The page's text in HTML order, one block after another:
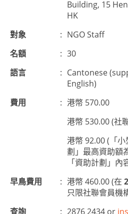
Building, 15
HK
對象
: NGO Staff
名額
: 30
語言
: Cantonese
English)
費用
: 港幣 570.00
港幣 530.00 (社
港幣 92.00 (「
劃」最高資助額
「資助計劃」內
早鳥費用
: 港幣 460.00 (在
只限社聯會員機
查詢
: 2876 2434 or